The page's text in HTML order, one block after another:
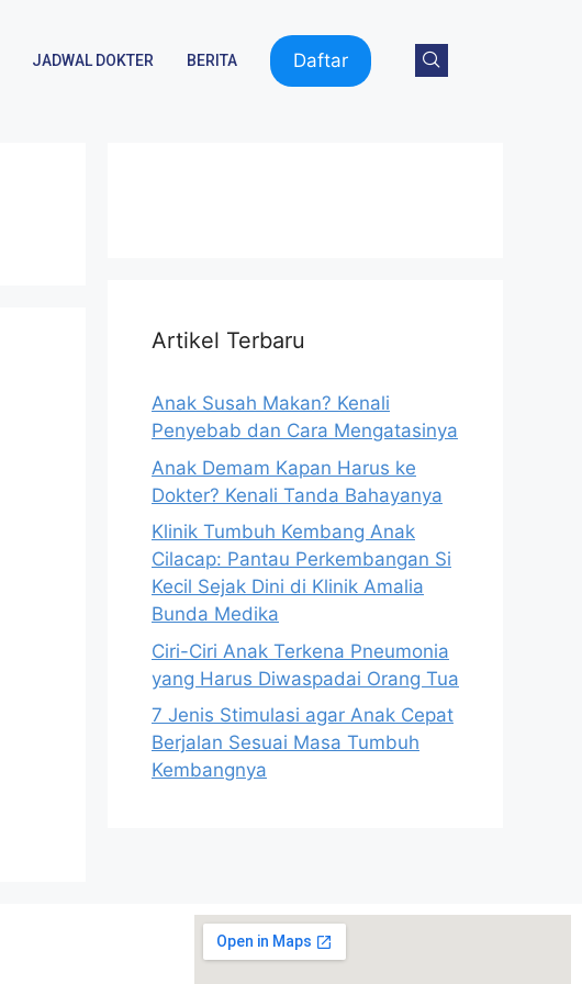
JADWAL DOKTER BERITA Daftar
Artikel Terbaru
Anak Susah Makan? Kenali
Penyebab dan Cara Mengatasinya
Anak Demam Kapan Harus ke
Dokter? Kenali Tanda Bahayanya
Klinik Tumbuh Kembang Anak
Cilacap: Pantau Perkembangan Si
Kecil Sejak Dini di Klinik Amalia
Bunda Medika
Ciri-Ciri Anak Terkena Pneumonia
yang Harus Diwaspadai Orang Tua
7 Jenis Stimulasi agar Anak Cepat
Berjalan Sesuai Masa Tumbuh
Kembangnya